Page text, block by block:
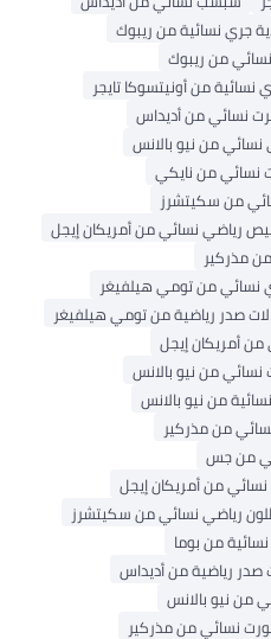
نسائية من ريبوك
ريبوك
من أونيتسوكا تايجر
من أديداس
من نيو بالانس
من نايكي
سكيتشرز
نسائي من أمريكان إيجل
من تومي هيلفيغر
رياضية من تومي هيلفيغر
إيجل
من نيو بالانس
من نيو بالانس
من مذركير
جس
من أمريكان إيجل
نسائي من سكيتشرز
من بوما
من أديداس
بالانس
من مذركير